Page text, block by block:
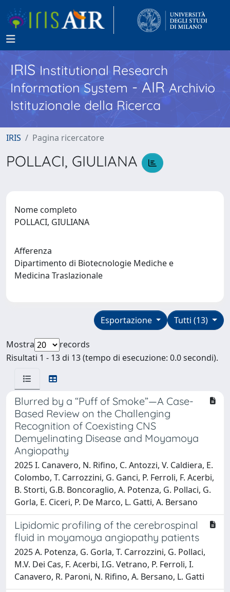
IRISInstitutional Research
Information System - AIR Archivio
Istituzionale della Ricerca
IRIS Pagina ricercatore
POLLACI, GIULIANA
Nome completo
POLLACI, GIULIANA
Afferenza
Dipartimento di Biotecnologie Mediche e
Medicina Traslazionale
Tutti (13)
Esportazione
Mostra
records
Risultati 1 - 13 di 13 (tempo di esecuzione: 0.0 secondi).
Blurred by a “Puff of Smoke”—A Case-
Based Review on the Challenging
Recognition of Coexisting CNS
Demyelinating Disease and Moyamoya
Angiopathy
2025 I. Canavero, N. Rifino, C. Antozzi, V. Caldiera, E.
Colombo, T. Carrozzini, G. Ganci, P. Ferroli, F. Acerbi,
B. Storti, G.B. Boncoraglio, A. Potenza, G. Pollaci, G.
Gorla, E. Ciceri, P. De Marco, L. Gatti, A. Bersano
Lipidomic profiling of the cerebrospinal
fluid in moyamoya angiopathy patients
2025 A. Potenza, G. Gorla, T. Carrozzini, G. Pollaci,
M.V. Dei Cas, F. Acerbi, I.G. Vetrano, P. Ferroli, I.
Canavero, R. Paroni, N. Rifino, A. Bersano, L. Gatti